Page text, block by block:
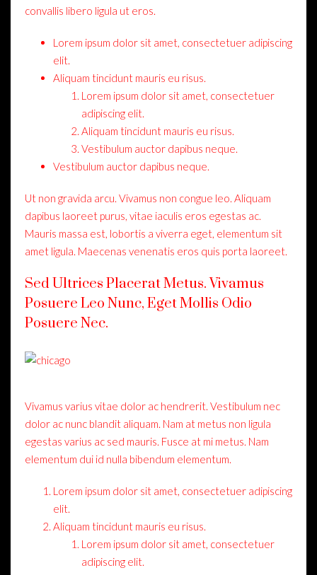
convallis libero ligula ut eros.
Lorem ipsum dolor sit amet, consectetuer adipiscing
elit.
Aliquam tincidunt mauris eu risus.
Lorem ipsum dolor sit amet, consectetuer
adipiscing elit.
Aliquam tincidunt mauris eu risus.
Vestibulum auctor dapibus neque.
Vestibulum auctor dapibus neque.
Ut non gravida arcu. Vivamus non congue leo. Aliquam
dapibus laoreet purus, vitae iaculis eros egestas ac.
Mauris massa est, lobortis a viverra eget, elementum sit
amet ligula. Maecenas venenatis eros quis porta laoreet.
Sed Ultrices Placerat Metus. Vivamus
Posuere Leo Nunc, Eget Mollis Odio
Posuere Nec.
Vivamus varius vitae dolor ac hendrerit. Vestibulum nec
dolor ac nunc blandit aliquam. Nam at metus non ligula
egestas varius ac sed mauris. Fusce at mi metus. Nam
elementum dui id nulla bibendum elementum.
Lorem ipsum dolor sit amet, consectetuer adipiscing
elit.
Aliquam tincidunt mauris eu risus.
Lorem ipsum dolor sit amet, consectetuer
adipiscing elit.